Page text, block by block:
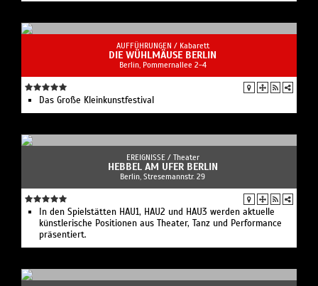
AUFFÜHRUNGEN / Kabarett
DIE WÜHLMÄUSE BERLIN
Berlin, Pommernallee 2-4
Das Große Kleinkunstfestival
EREIGNISSE / Theater
HEBBEL AM UFER BERLIN
Berlin, Stresemannstr. 29
In den Spielstätten HAU1, HAU2 und HAU3 werden aktuelle
künstlerische Positionen aus Theater, Tanz und Performance
präsentiert.